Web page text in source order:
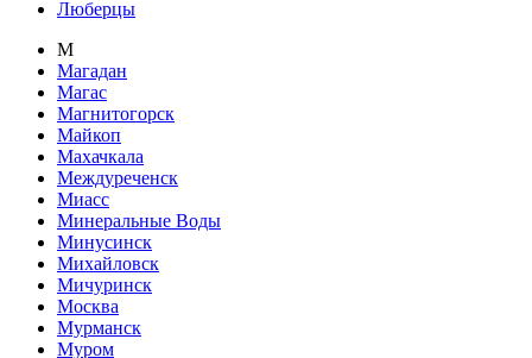
Люберцы
М
Магадан
Магас
Магнитогорск
Майкоп
Махачкала
Междуреченск
Миасс
Минеральные Воды
Минусинск
Михайловск
Мичуринск
Москва
Мурманск
Муром